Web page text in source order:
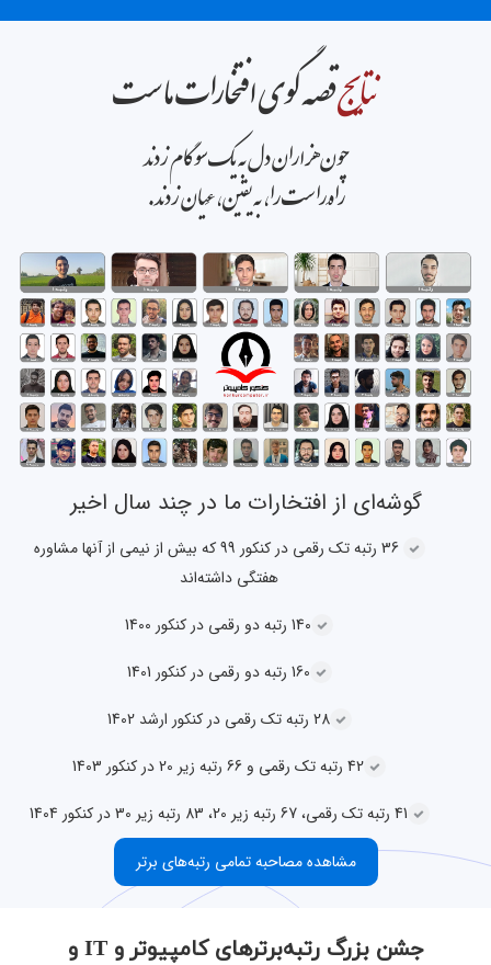
نتایجقصه گوی افتخارات ماست
چون هزاران دل به یک سو گام زدند
راهِ راست را، به یقین، عَیان زدند.
گوشه‌ای از افتخارات ما در چند سال اخیر
36 رتبه تک رقمی در کنکور 99 که بیش از نیمی از آنها مشاوره
هفتگی داشته‌اند
140 رتبه دو رقمی در کنکور 1400
160 رتبه دو رقمی در کنکور 1401
28 رتبه تک رقمی در کنکور ارشد 1402
42 رتبه تک رقمی و 66 رتبه زیر 20 در کنکور 1403
41 رتبه تک رقمی، 67 رتبه زیر 20، 83 رتبه زیر 30 در کنکور 1404
مشاهده مصاحبه تمامی رتبه‌های برتر
جشن بزرگ رتبه‌برترهای کامپیوتر و IT و